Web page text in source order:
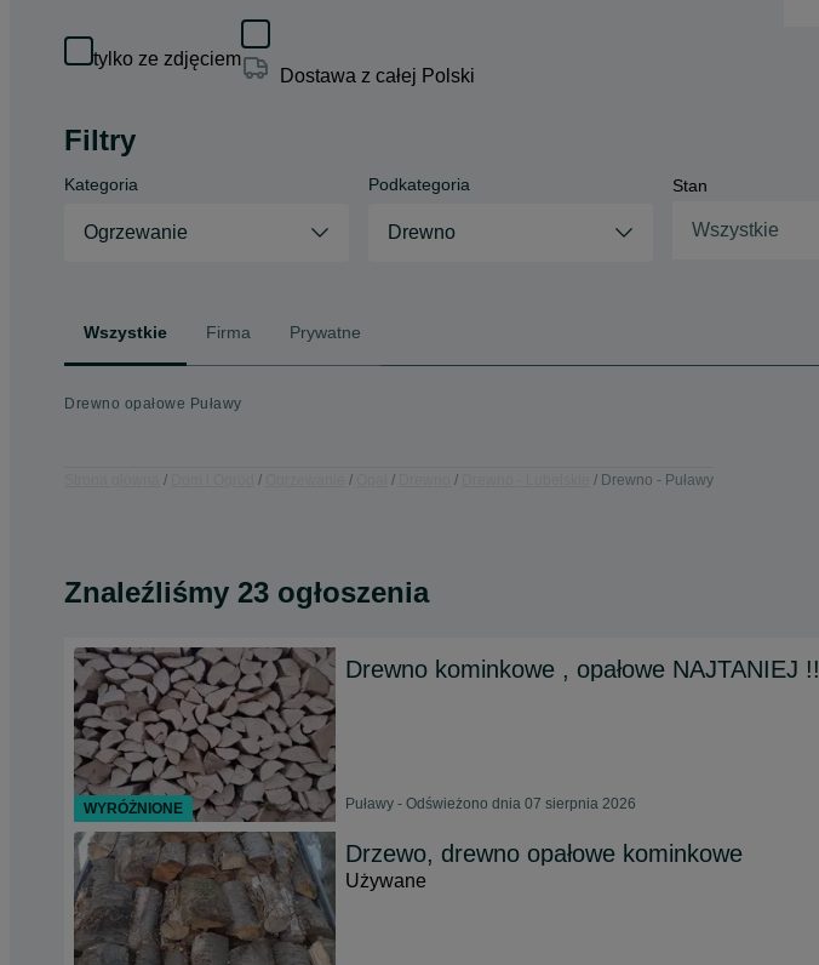
tylko ze zdjęciem
Dostawa z całej Polski
Filtry
Kategoria
Ogrzewanie
Podkategoria
Drewno
Stan
Wszystkie
Wszystkie Firma Prywatne
Drewno opałowe Puławy
Drewno - Puławy
Znaleźliśmy 23 ogłoszenia
Drewno kominkowe , opałowe NAJTANIEJ !!
Puławy - Odświeżono dnia 07 sierpnia 2026
Drzewo, drewno opałowe kominkowe
Używane
WYRÓŻNIONE